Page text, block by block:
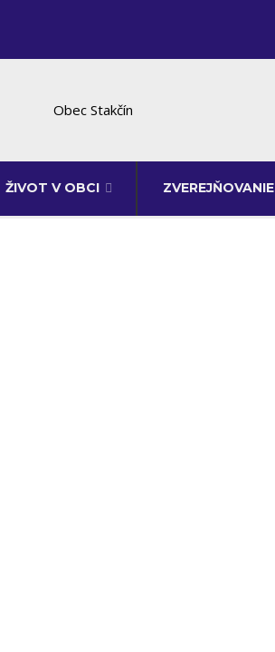
ŽIVOT V OBCI ZVEREJŇOVANIE